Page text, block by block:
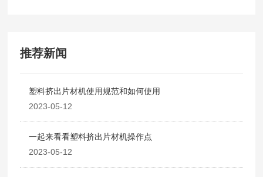
推荐新闻
塑料挤出片材机使用规范和如何使用
2023-05-12
一起来看看塑料挤出片材机操作点
2023-05-12